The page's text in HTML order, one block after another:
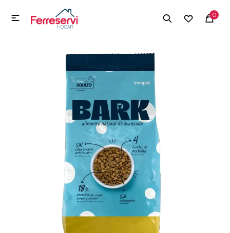
0

MI CUENTA
Herramientas y Construcción
Electrodomésticos